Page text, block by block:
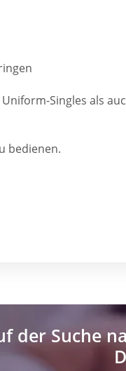
Singles als
bedienen.
der Suche